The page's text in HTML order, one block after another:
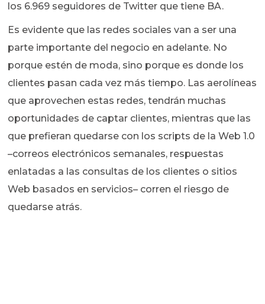
los 6.969 seguidores de Twitter que tiene BA.
Es evidente que las redes sociales van a ser una
parte importante del negocio en adelante. No
porque estén de moda, sino porque es donde los
clientes pasan cada vez más tiempo. Las aerolíneas
que aprovechen estas redes, tendrán muchas
oportunidades de captar clientes, mientras que las
que prefieran quedarse con los scripts de la Web 1.0
–correos electrónicos semanales, respuestas
enlatadas a las consultas de los clientes o sitios
Web basados en servicios– corren el riesgo de
quedarse atrás.